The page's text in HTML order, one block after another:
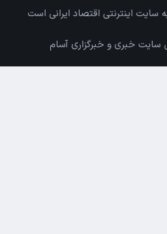
سایت اینترنتی اقتصاد ایرانی است
سایت خبری و خبرگزاری آسام